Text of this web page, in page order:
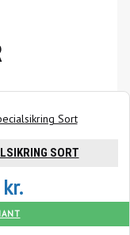
SORT
kr.